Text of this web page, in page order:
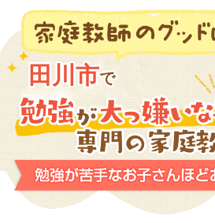
田川市で